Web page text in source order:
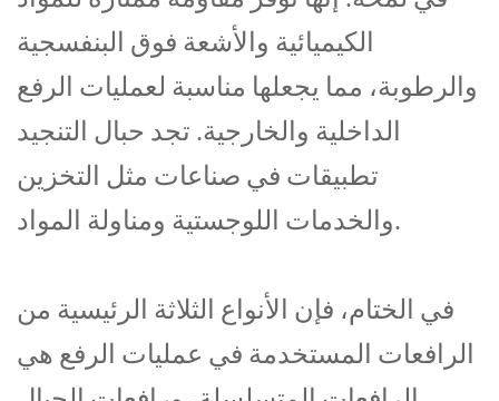
الكيميائية والأشعة فوق البنفسجية
والرطوبة، مما يجعلها مناسبة لعمليات الرفع
الداخلية والخارجية. تجد حبال التنجيد
تطبيقات في صناعات مثل التخزين
والخدمات اللوجستية ومناولة المواد.
في الختام، فإن الأنواع الثلاثة الرئيسية من
الرافعات المستخدمة في عمليات الرفع هي